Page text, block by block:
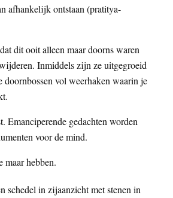
afhankelijk ontstaan (pratitya-
dit ooit alleen maar doorns waren
Inmiddels zijn ze uitgegroeid
doornbossen vol weerhaken waarin je
Emanciperende gedachten worden
voor de mind.
maar hebben.